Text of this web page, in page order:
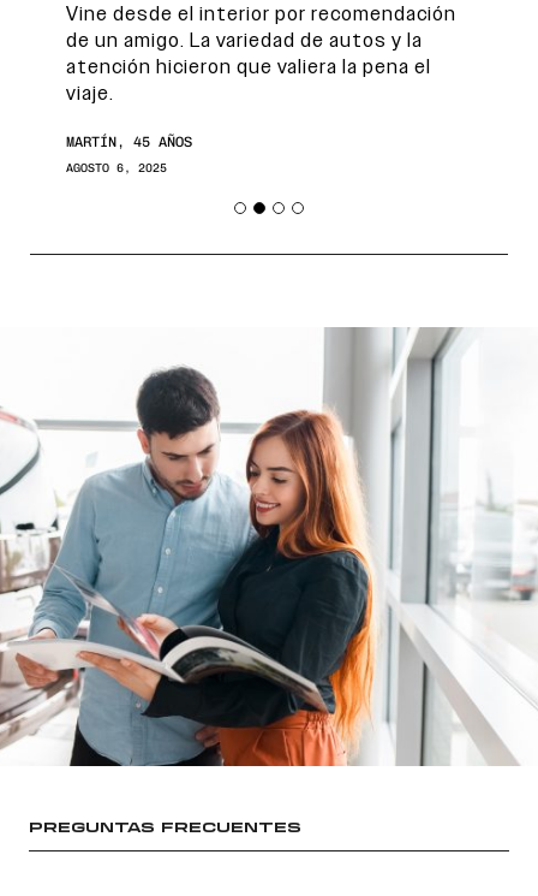
Vine desde el interior por recomendación
de un amigo. La variedad de autos y la
atención hicieron que valiera la pena el
viaje.
MARTÍN, 45 AÑOS
AGOSTO 6, 2025
PREGUNTAS FRECUENTES